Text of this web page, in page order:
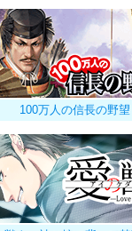
100万人の信長の野望